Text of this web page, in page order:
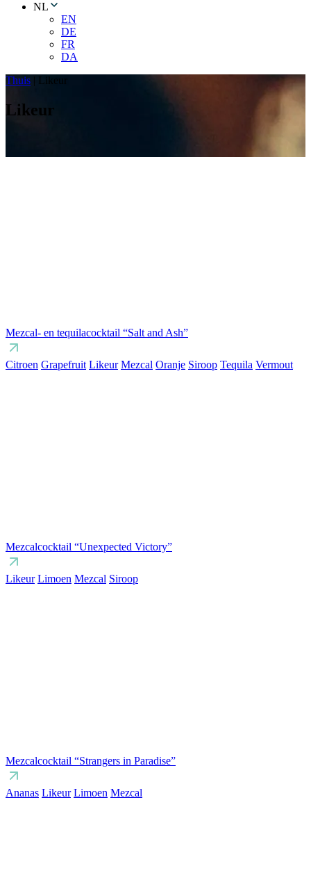
NL
EN
DE
FR
DA
Thuis
Likeur
Likeur
Mezcal- en tequilacocktail “Salt and Ash”
Citroen Grapefruit Likeur Mezcal Oranje Siroop Tequila Vermout
Mezcalcocktail “Unexpected Victory”
Likeur Limoen Mezcal Siroop
Mezcalcocktail “Strangers in Paradise”
Ananas Likeur Limoen Mezcal